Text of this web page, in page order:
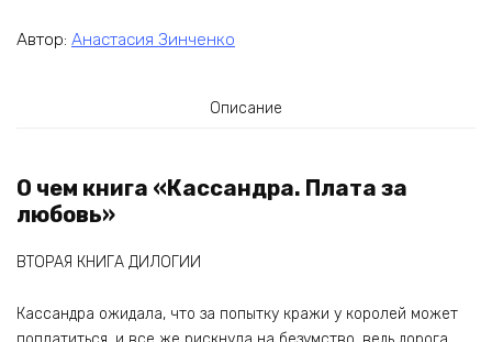
Автор: Анастасия Зинченко
Описание
О чем книга «Кассандра. Плата за
любовь»
ВТОРАЯ КНИГА ДИЛОГИИ
Кассандра ожидала, что за попытку кражи у королей может